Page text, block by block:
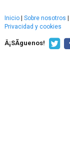
Inicio Sobre nosotros
Privacidad y cookies
Â¡SÃ­guenos!